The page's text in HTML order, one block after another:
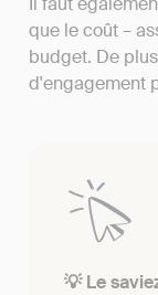
que le coût –
budget. De
d'engagement
💡 Le